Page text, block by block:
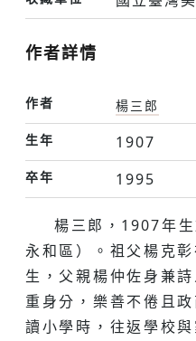
作者詳情
作者
楊三郎
生年
1907
卒年 1995
楊三郎，1907年
永和區）。祖父楊克
生，父親楊仲佐身兼
重身分，樂善不倦且
讀小學時，往返學校